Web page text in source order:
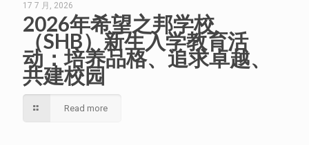
17 7 月, 2026
2026年希望之邦学校
（SHB）新生入学教育活
动：培养品格、追求卓越、
共建校园
Read more